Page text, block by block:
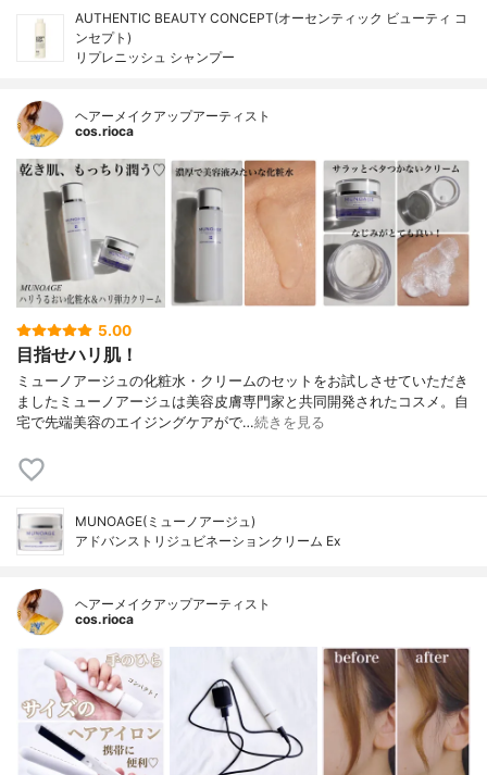
AUTHENTIC BEAUTY CONCEPT(オーセンティック ビューティ コ
ンセプト)
リプレニッシュ シャンプー
ヘアーメイクアップアーティスト
cos.rioca
5.00
目指せハリ肌！
ミューノアージュの化粧水・クリームのセットをお試しさせていただき
ましたミューノアージュは美容皮膚専門家と共同開発されたコスメ。自
宅で先端美容のエイジングケアがで…続きを見る
MUNOAGE(ミューノアージュ)
アドバンストリジュビネーションクリーム Ex
ヘアーメイクアップアーティスト
cos.rioca